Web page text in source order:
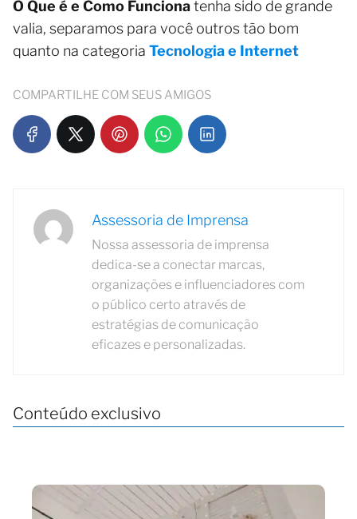
O Que é e Como Funcionatenha sido de grande
valia, separamos para você outros tão bom
quanto na categoria Tecnologia e Internet
COMPARTILHE COM SEUS AMIGOS
Assessoria de Imprensa
Nossa assessoria de imprensa
dedica-se a conectar marcas,
organizações e influenciadores com
o público certo através de
estratégias de comunicação
eficazes e personalizadas.
Conteúdo exclusivo